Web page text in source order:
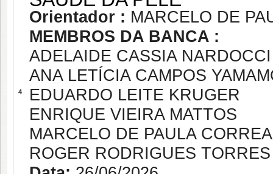
4
Orientador : MARCELO DE
MEMBROS DA BANCA :
ADELAIDE CASSIA NARDOCCI
ANA LETÍCIA CAMPOS
EDUARDO LEITE KRUGER
ENRIQUE VIEIRA MATTOS
MARCELO DE PAULA CORREA
ROGER RODRIGUES TORRES